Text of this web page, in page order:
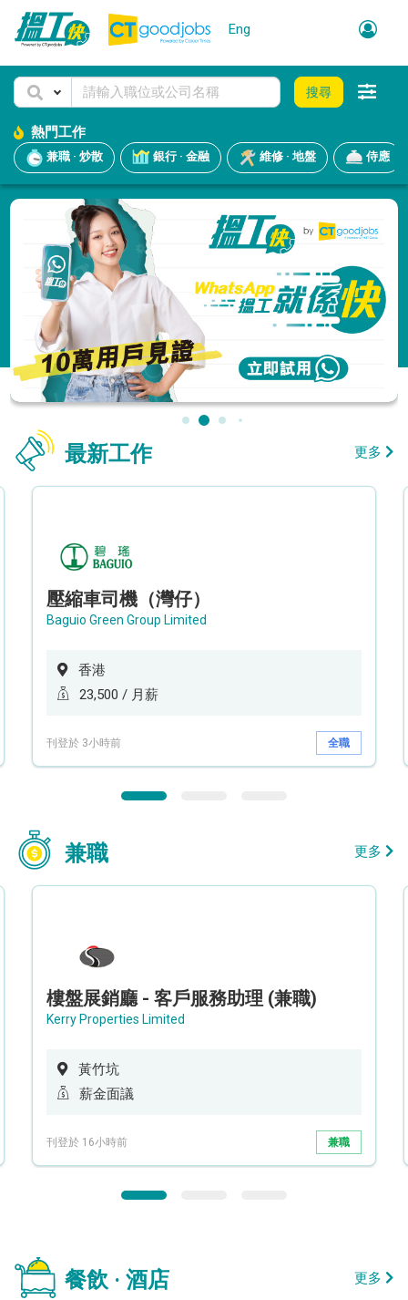
Eng
搜尋
熱門工作
兼職 · 炒散 銀行 · 金融 維修 · 地盤 侍應
最新工作 更多
壓縮車司機（灣仔）
Baguio Green Group Limited
香港
23,500 / 月薪
刊登於 3小時前 全職
兼職 更多
樓盤展銷廳 - 客戶服務助理 (兼職)
Kerry Properties Limited
黃竹坑
薪金面議
刊登於 16小時前 兼職
餐飲 · 酒店 更多